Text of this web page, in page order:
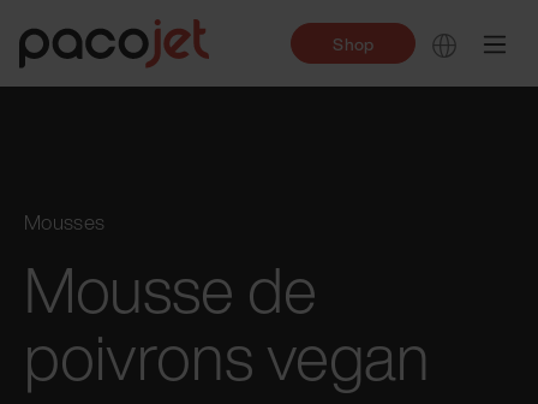
Shop
Mousses
Mousse de
poivrons vegan